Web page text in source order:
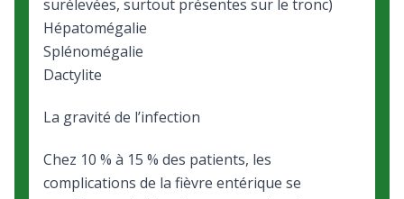
surélevées, surtout présentes sur le tronc)
Hépatomégalie
Splénomégalie
Dactylite
La gravité de l’infection
Chez 10 % à 15 % des patients, les
complications de la fièvre entérique se